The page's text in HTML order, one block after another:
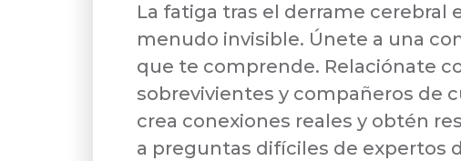
La fatiga tras el derrame cerebral
menudo invisible. Únete a una
que te comprende. Relaciónate
sobrevivientes y compañeros de
crea conexiones reales y obtén
a preguntas difíciles de expertos